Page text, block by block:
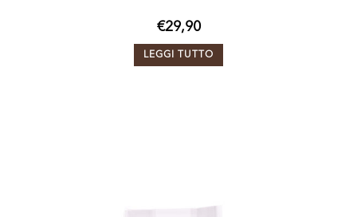
€29,90
LEGGI TUTTO